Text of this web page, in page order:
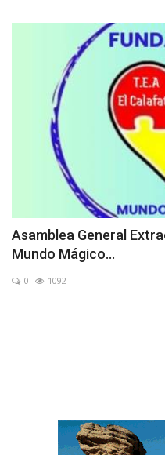
Asamblea General
Mundo Mágico...
0 1092